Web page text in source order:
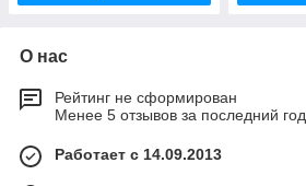
О нас
Рейтинг не сформирован
Менее 5 отзывов за последний год
Работает с 14.09.2013